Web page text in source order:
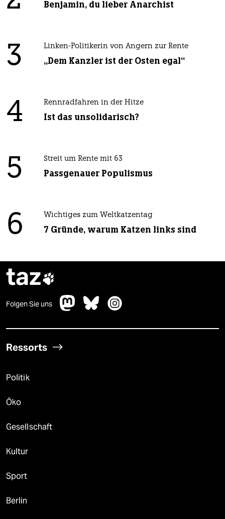
Benjamin, du lieber Anarchist
3 Linken-Politikerin von Angern zur Rente
„Dem Kanzler ist der Osten egal“
4 Rennradfahren in der Hitze
Ist das unsolidarisch?
5 Streit um Rente mit 63
Passgenauer Populismus
6 Wichtiges zum Weltkatzentag
7 Gründe, warum Katzen links sind
taz
Folgen Sie uns
Ressorts
Politik
Öko
Gesellschaft
Kultur
Sport
Berlin